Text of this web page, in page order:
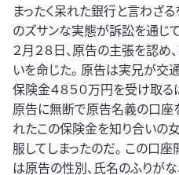
まったく呆れた銀行と言わざ
のズサンな実態が訴訟を通じ
２月２８日、原告の主張を認め
いを命じた。 原告は実兄が交
保険金４８５０万円を受け取る
原告に無断で原告名義の口座
れたこの保険金を知り合いの
服してしまったのだ。 この口
は原告の性別、氏名のふりが